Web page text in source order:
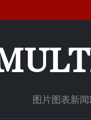
图片图表新闻